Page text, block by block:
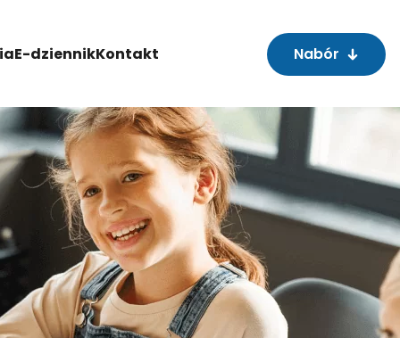
E-dziennikKontakt Nabór